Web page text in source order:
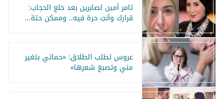
تامر أمين لصابرين بعد خلع الحجاب:
قرارك وأنتِ حرة فيه.. وممكن حتة...
عروس تطلب الطلاق: «حماتي بتغير
مني وتصبغ شعرها»